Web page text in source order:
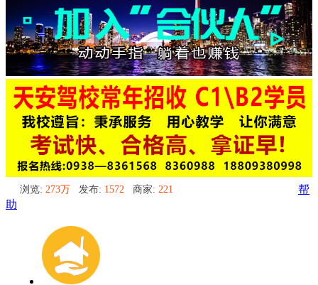
浏览: 273万 发布: 1572 商家: 221
帮
助